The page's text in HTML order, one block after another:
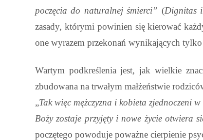
poczęcia do naturalnej śmierci” (Dignitas
zasady, którymi powinien się kierować
one wyrazem przekonań wynikających
Wartym podkreślenia jest, jak wielkie
zbudowana na trwałym małżeństwie
„Tak więc mężczyzna i kobieta zjednoczeni
Boży zostaje przyjęty i nowe życie otwiera
poczętego powoduje poważne cierpienie